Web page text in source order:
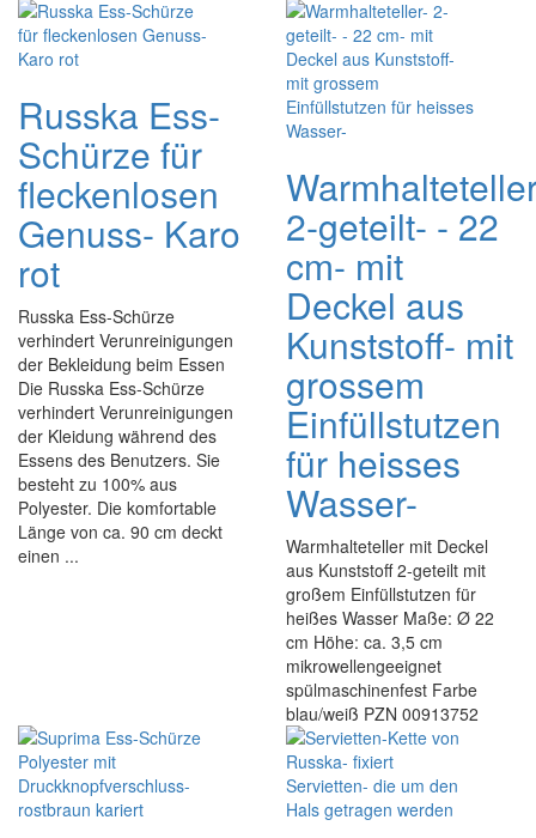
Russka Ess-
Schürze für
fleckenlosen
Genuss- Karo
rot
Russka Ess-Schürze
verhindert Verunreinigungen
der Bekleidung beim Essen
Die Russka Ess-Schürze
verhindert Verunreinigungen
der Kleidung während des
Essens des Benutzers. Sie
besteht zu 100% aus
Polyester. Die komfortable
Länge von ca. 90 cm deckt
einen ...
2-geteilt- - 22
cm- mit
Deckel aus
Kunststoff- mit
grossem
Einfüllstutzen
für heisses
Wasser-
Warmhalteteller mit Deckel
aus Kunststoff 2-geteilt mit
großem Einfüllstutzen für
heißes Wasser Maße: Ø 22
cm Höhe: ca. 3,5 cm
mikrowellengeeignet
spülmaschinenfest Farbe
blau/weiß PZN 00913752